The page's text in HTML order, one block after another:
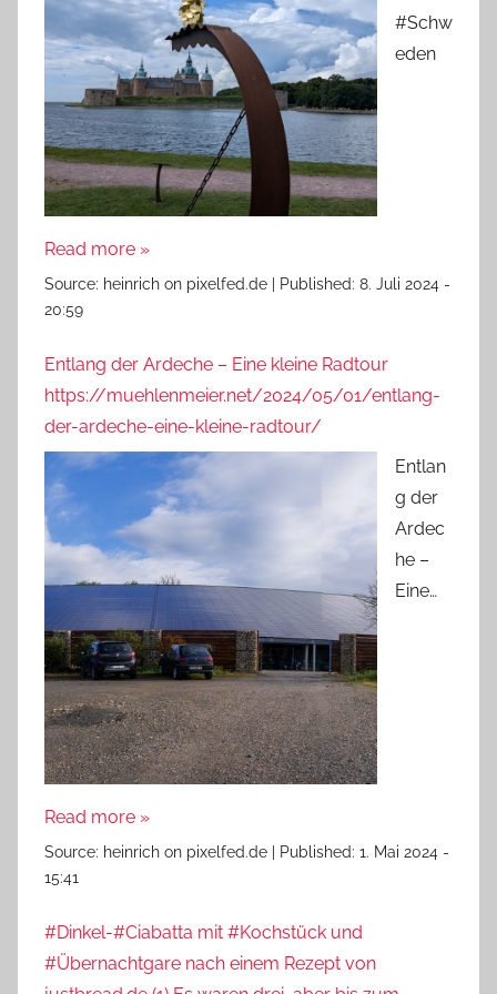
#Schw
eden
Read more »
Source: heinrich on pixelfed.de Published: 8. Juli 2024 -
20:59
Entlang der Ardeche – Eine kleine Radtour
https://muehlenmeier.net/2024/05/01/entlang-
der-ardeche-eine-kleine-radtour/
Entlan
g der
Ardec
he –
Eine…
Read more »
Source: heinrich on pixelfed.de Published: 1. Mai 2024 -
15:41
#Dinkel-#Ciabatta mit #Kochstück und
#Übernachtgare nach einem Rezept von